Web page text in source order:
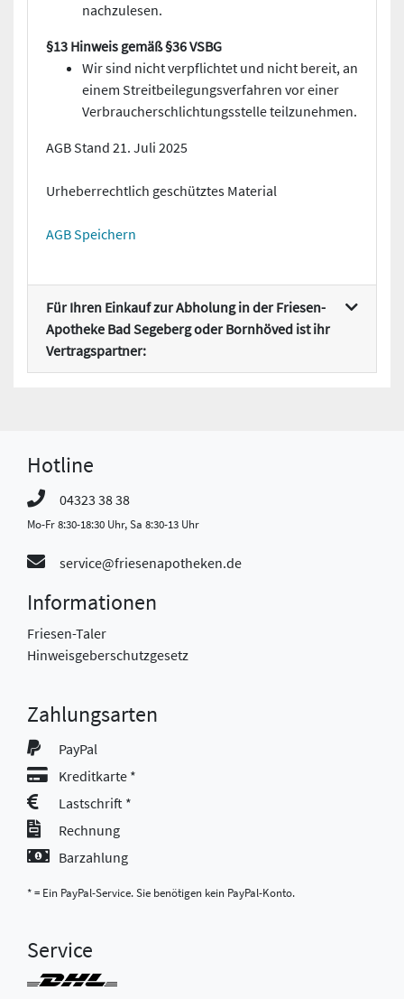
nachzulesen.
§13 Hinweis gemäß §36 VSBG
Wir sind nicht verpflichtet und nicht bereit, an
einem Streitbeilegungsverfahren vor einer
Verbraucherschlichtungsstelle teilzunehmen.
AGB Stand 21. Juli 2025
Urheberrechtlich geschütztes Material
AGB Speichern
Für Ihren Einkauf zur Abholung in der Friesen-
Apotheke Bad Segeberg oder Bornhöved ist ihr
Vertragspartner:
Hotline
04323 38 38
Mo-Fr 8:30-18:30 Uhr, Sa 8:30-13 Uhr
service@friesenapotheken.de
Informationen
Friesen-Taler
Hinweisgeberschutzgesetz
Zahlungsarten
PayPal
Kreditkarte *
Lastschrift *
Rechnung
Barzahlung
* = Ein PayPal-Service. Sie benötigen kein PayPal-Konto.
Service